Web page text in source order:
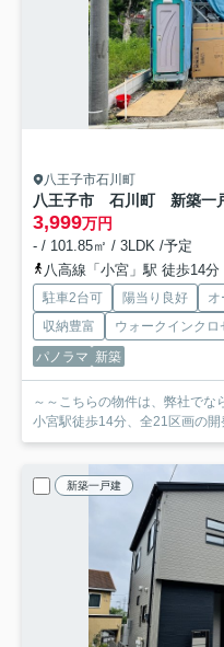
八王子市石川町
八王子市 石川町 新築一
3,999万円
- / 101.85㎡ / 3LDK /予定
八高線「小宮」駅 徒歩14分
駐車2台可 陽当り良好 オ
収納豊富
ウォークインクロ
パノラマ 新築
～～こちらの物件は、弊社でな
小宮駅徒歩14分、全21区画の開
新築一戸建